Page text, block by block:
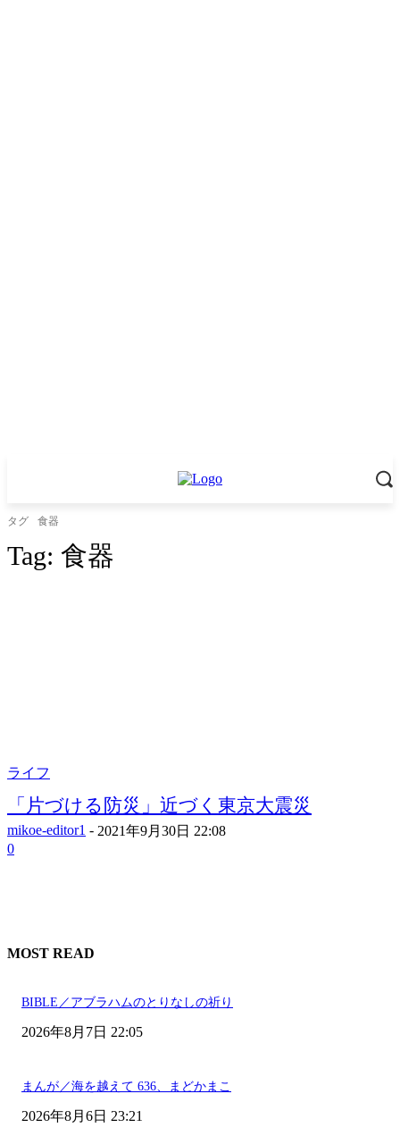
タグ 食器
Tag: 食器
ライフ
「片づける防災」近づく東京大震災
mikoe-editor1 - 2021年9月30日 22:08
0
MOST READ
BIBLE／アブラハムのとりなしの祈り
2026年8月7日 22:05
まんが／海を越えて 636、まどかまこ
2026年8月6日 23:21